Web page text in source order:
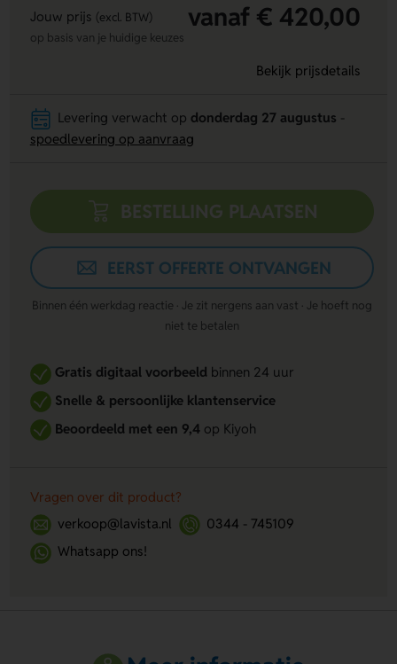
Jouw prijs (excl. BTW) vanaf € 420,00
op basis van je huidige keuzes
Bekijk prijsdetails
Levering verwacht op donderdag 27 augustus
spoedlevering op aanvraag
BESTELLING PLAATSEN
EERST OFFERTE ONTVANGEN
Binnen één werkdag reactie · Je zit nergens aan vast · Je hoeft nog
niet te betalen
Gratis digitaal voorbeeld binnen 24 uur
Snelle & persoonlijke klantenservice
Beoordeeld met een 9,4op Kiyoh
Vragen over dit product?
verkoop@lavista.nl
0344 - 745109
Whatsapp ons!